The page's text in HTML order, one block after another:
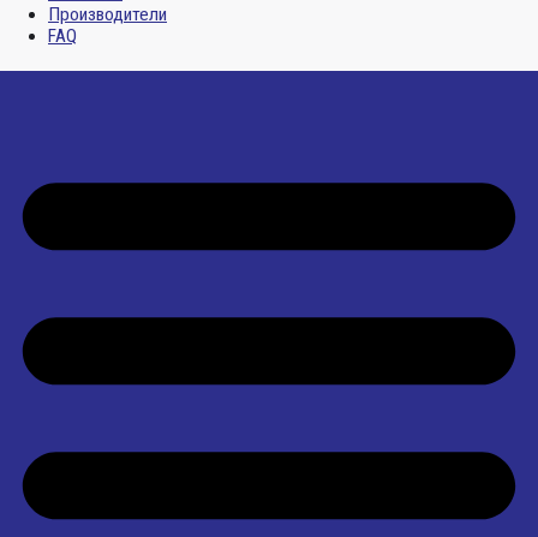
Производители
FAQ